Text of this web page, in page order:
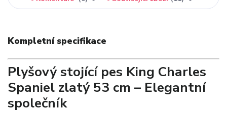
Kompletní specifikace
Plyšový stojící pes King Charles
Spaniel zlatý 53 cm – Elegantní
společník